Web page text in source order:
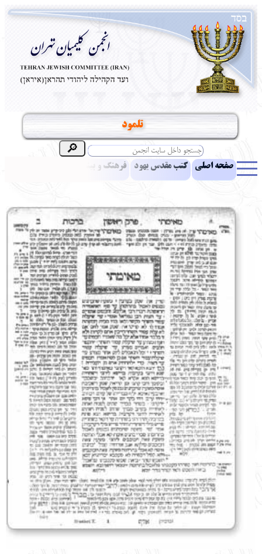
تلمود
صفحه اصلی کتب مقدس یهود فرهنگ و بینش یهود
نشریه افق بینا نرم‌افزار تحقیق یهودیان جهان آرشیو آلبوم عکس
نهاد های انجمن تماس باما پرسش و پاسخ انتقادات و پیشنهادات
English עברית